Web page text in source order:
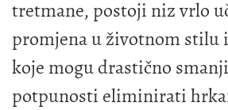
tretmane, postoji niz vrlo
promjena u životnom stilu
koje mogu drastično
potpunosti eliminirati